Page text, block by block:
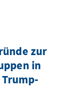
zur
in